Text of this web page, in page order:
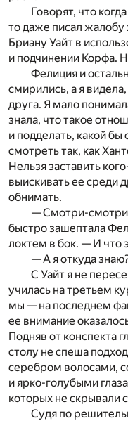
Говорят, что
то даже писал жалобу
Бриану Уайт в
и подчинении Корфа.
Фелиция и
смирились, а я
друга. Я мало
знала, что такое
и подделать, какой
смотреть так, как
Нельзя заставить
выискивать ее среди
обнимать.
— Смотри-
быстро зашептала
локтем в бок. — И что
— А я откуда
С Уайт я не
училась на третьем
мы — на последнем
ее внимание
Подняв от конспекта
столу не спеша
серебром волосами,
и ярко-голубыми
которых не скрывали
Судя по